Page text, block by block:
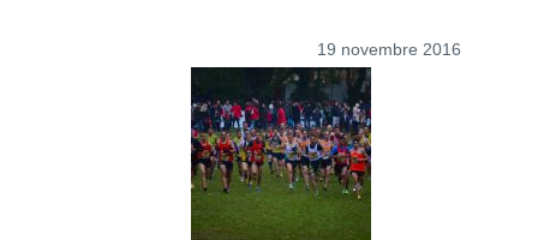
19 novembre 2016